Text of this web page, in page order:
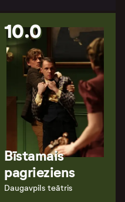
10.0
Bīstamais
pagrieziens
Daugavpils teātris